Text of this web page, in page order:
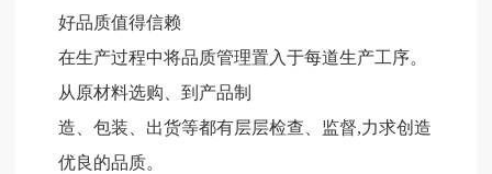
好品质值得信赖
在生产过程中将品质管理置入于每道生产工序。
从原材料选购、到产品制
造、包装、出货等都有层层检查、监督,力求创造
优良的品质。